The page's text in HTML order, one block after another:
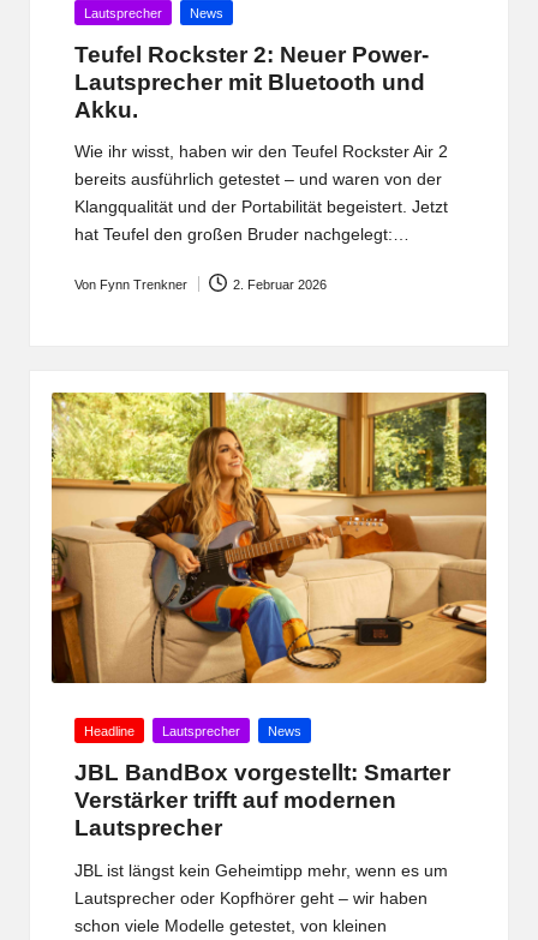
Posted
Lautsprecher News
Teufel Rockster 2: Neuer Power-
Lautsprecher mit Bluetooth und
Akku.
Wie ihr wisst, haben wir den Teufel Rockster Air 2
bereits ausführlich getestet – und waren von der
Klangqualität und der Portabilität begeistert. Jetzt
hat Teufel den großen Bruder nachgelegt:…
Posted
Von Fynn Trenkner 2. Februar 2026
Posted
Headline Lautsprecher News
JBL BandBox vorgestellt: Smarter
Verstärker trifft auf modernen
Lautsprecher
JBL ist längst kein Geheimtipp mehr, wenn es um
Lautsprecher oder Kopfhörer geht – wir haben
schon viele Modelle getestet, von kleinen